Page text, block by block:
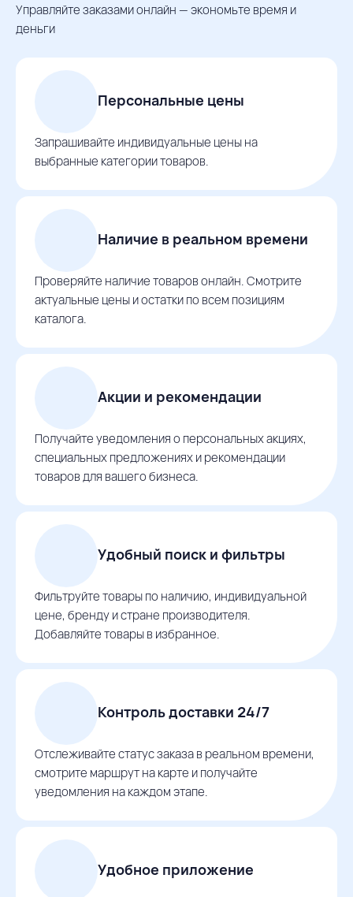
Управляйте заказами онлайн — экономьте время и
деньги
Персональные цены
Запрашивайте индивидуальные цены на
выбранные категории товаров.
Наличие в реальном времени
Проверяйте наличие товаров онлайн. Смотрите
актуальные цены и остатки по всем позициям
каталога.
Акции и рекомендации
Получайте уведомления о персональных акциях,
специальных предложениях и рекомендации
товаров для вашего бизнеса.
Удобный поиск и фильтры
Фильтруйте товары по наличию, индивидуальной
цене, бренду и стране производителя.
Добавляйте товары в избранное.
Контроль доставки 24/7
Отслеживайте статус заказа в реальном времени,
смотрите маршрут на карте и получайте
уведомления на каждом этапе.
Удобное приложение